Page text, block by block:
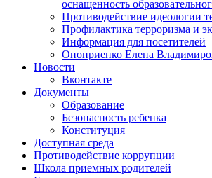
оснащенность
Противодействие идеологии
Профилактика терроризма и
Информация для посетителей
Оноприенко Елена
Новости
Вконтакте
Документы
Образование
Безопасность ребенка
Конституция
Доступная среда
Противодействие коррупции
Школа приемных родителей